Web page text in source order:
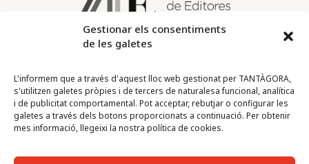
Gestionar els consentiments
de les galetes
L'informem que a través d'aquest lloc web gestionat per TANTÀGORA,
s'utilitzen galetes pròpies i de tercers de naturalesa funcional, analítica
i de publicitat comportamental. Pot acceptar, rebutjar o configurar les
galetes a través dels botons proporcionats a continuació. Per obtenir
mes informació, llegeixi la nostra política de cookies.